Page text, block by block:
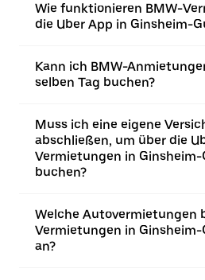
Wie funktionieren BMW-
die Uber App in Ginsheim-
Kann ich BMW-
selben Tag buchen?
Muss ich eine eigene
abschließen, um über die
Vermietungen in
buchen?
Welche Autovermietungen
Vermietungen in
an?